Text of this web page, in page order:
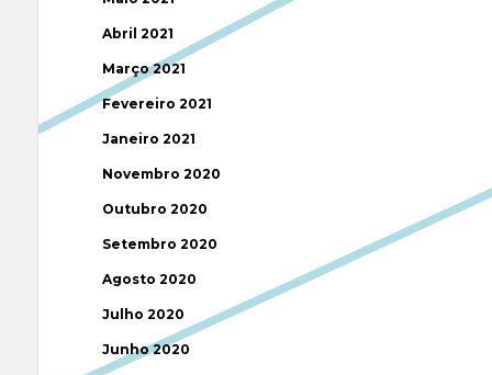
Abril 2021
Março 2021
Fevereiro 2021
Janeiro 2021
Novembro 2020
Outubro 2020
Setembro 2020
Agosto 2020
Julho 2020
Junho 2020